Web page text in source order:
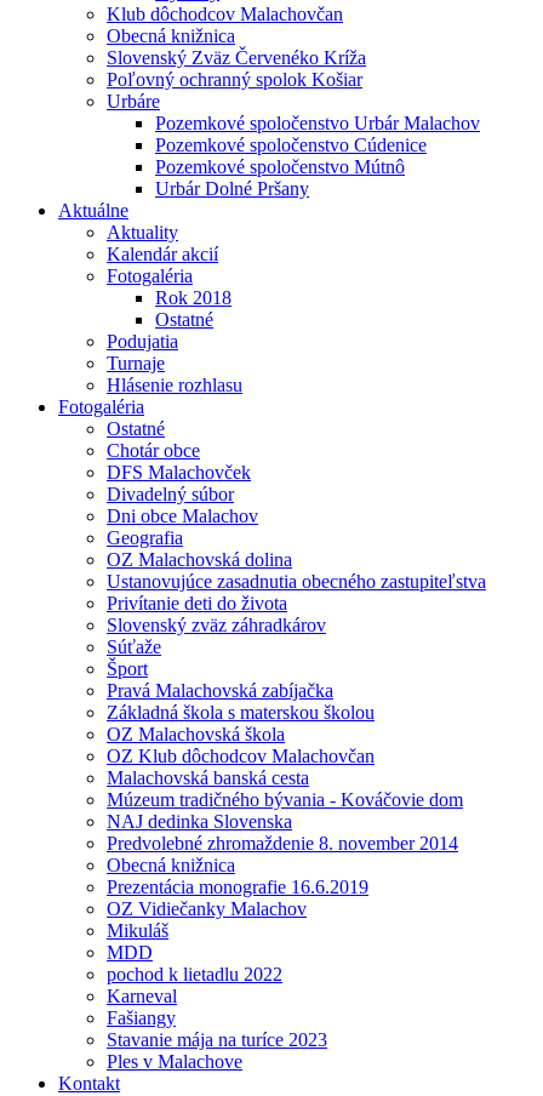
Klub dôchodcov Malachovčan
Obecná knižnica
Slovenský Zväz Červenéko Kríža
Poľovný ochranný spolok Košiar
Urbáre
Pozemkové spoločenstvo Urbár Malachov
Pozemkové spoločenstvo Cúdenice
Pozemkové spoločenstvo Mútnô
Urbár Dolné Pršany
Aktuálne
Aktuality
Kalendár akcií
Fotogaléria
Rok 2018
Ostatné
Podujatia
Turnaje
Hlásenie rozhlasu
Fotogaléria
Ostatné
Chotár obce
DFS Malachovček
Divadelný súbor
Dni obce Malachov
Geografia
OZ Malachovská dolina
Ustanovujúce zasadnutia obecného zastupiteľstva
Privítanie deti do života
Slovenský zväz záhradkárov
Súťaže
Šport
Pravá Malachovská zabíjačka
Základná škola s materskou školou
OZ Malachovská škola
OZ Klub dôchodcov Malachovčan
Malachovská banská cesta
Múzeum tradičného bývania - Kováčovie dom
NAJ dedinka Slovenska
Predvolebné zhromaždenie 8. november 2014
Obecná knižnica
Prezentácia monografie 16.6.2019
OZ Vidiečanky Malachov
Mikuláš
MDD
pochod k lietadlu 2022
Karneval
Fašiangy
Stavanie mája na turíce 2023
Ples v Malachove
Kontakt